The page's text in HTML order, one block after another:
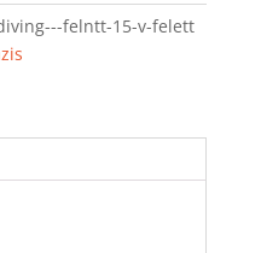
felntt-15-v-felett